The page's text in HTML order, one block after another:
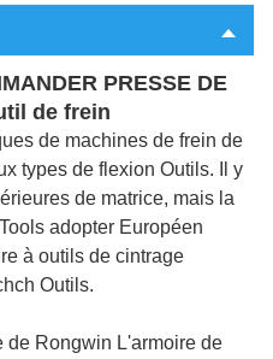
PRESSE DE
de frein
de machines de frein de
types de flexion Outils. Il y
de matrice, mais la
adopter Européen
à outils de cintrage
Outils.
de Rongwin L'armoire de